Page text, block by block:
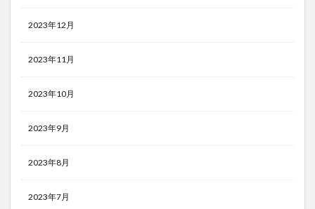
2023年12月
2023年11月
2023年10月
2023年9月
2023年8月
2023年7月